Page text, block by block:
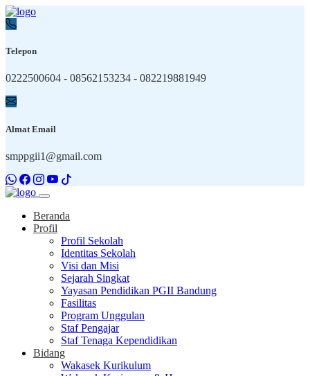
Telepon
0222500604 - 08562153234 - 082219881949
Almat Email
smppgii1@gmail.com
Beranda
Profil
Profil Sekolah
Identitas Sekolah
Visi dan Misi
Sejarah Singkat
Yayasan Pendidikan PGII Bandung
Fasilitas
Program Unggulan
Staf Pengajar
Staf Tenaga Kependidikan
Bidang
Wakasek Kurikulum